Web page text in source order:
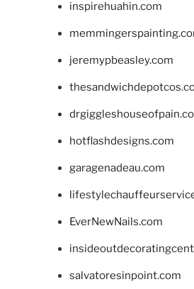
inspirehuahin.com
jeremypbeasley.com
hotflashdesigns.com
garagenadeau.com
EverNewNails.com
salvatoresinpoint.com